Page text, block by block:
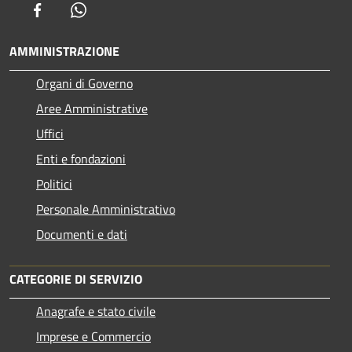
Facebook
AMMINISTRAZIONE
Organi di Governo
Aree Amministrative
Uffici
Enti e fondazioni
Politici
Personale Amministrativo
Documenti e dati
CATEGORIE DI SERVIZIO
Anagrafe e stato civile
Imprese e Commercio